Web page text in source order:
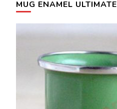
MUG ENAMEL ULTIMATE